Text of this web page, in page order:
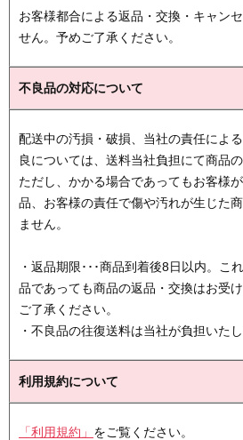
お客様都合による返品・交換・キャン
せん。予めご了承ください。
不良品の対応について
配送中の汚損・破損、当社の責任によ
良については、送料当社負担にて商品
ただし、かかる場合であってもお客様
品、お客様の責任で傷や汚れが生じた
ません。
・返品期限･･･商品到着後8日以内。こ
品であっても商品の返品・交換はお受
ご了承ください。
・不良品の往復送料は当社が負担いたし
利用規約について
「利用規約」 をご覧ください。